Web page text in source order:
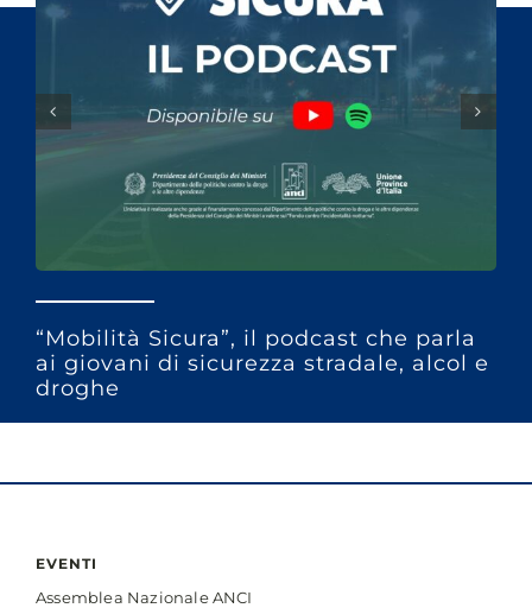
“Mobilità Sicura”, il podcast che parla
ai giovani di sicurezza stradale, alcol e
droghe
EVENTI
Assemblea Nazionale ANCI